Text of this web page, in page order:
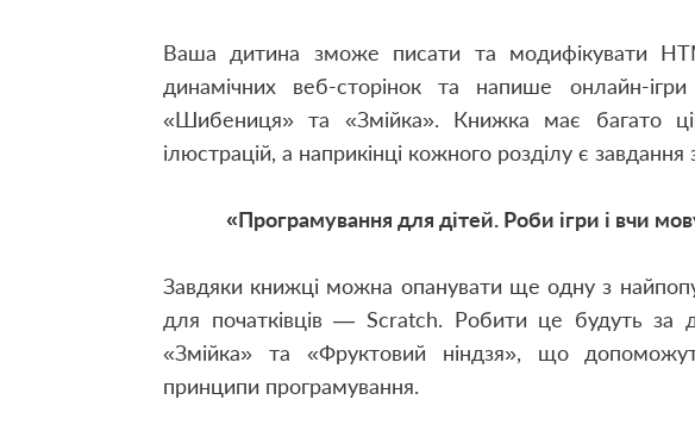
Ваша дитина зможе писати та модифікувати
динамічних веб-сторінок та напише онлайн-
«Шибениця» та «Змійка». Книжка має багато
ілюстрацій, а наприкінці кожного розділу є
«Програмування для дітей. Роби ігри і вчи
Завдяки книжці можна опанувати ще одну з
для початківців — Scratch. Робити це будуть за
«Змійка» та «Фруктовий ніндзя», що
принципи програмування.